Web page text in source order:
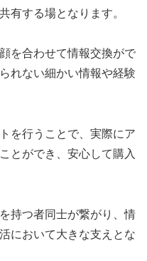
有する場となります。
を合わせて情報交換がで
れない細かい情報や経験
を行うことで、実際にア
とができ、安心して購入
持つ者同士が繋がり、情
において大きな支えとな